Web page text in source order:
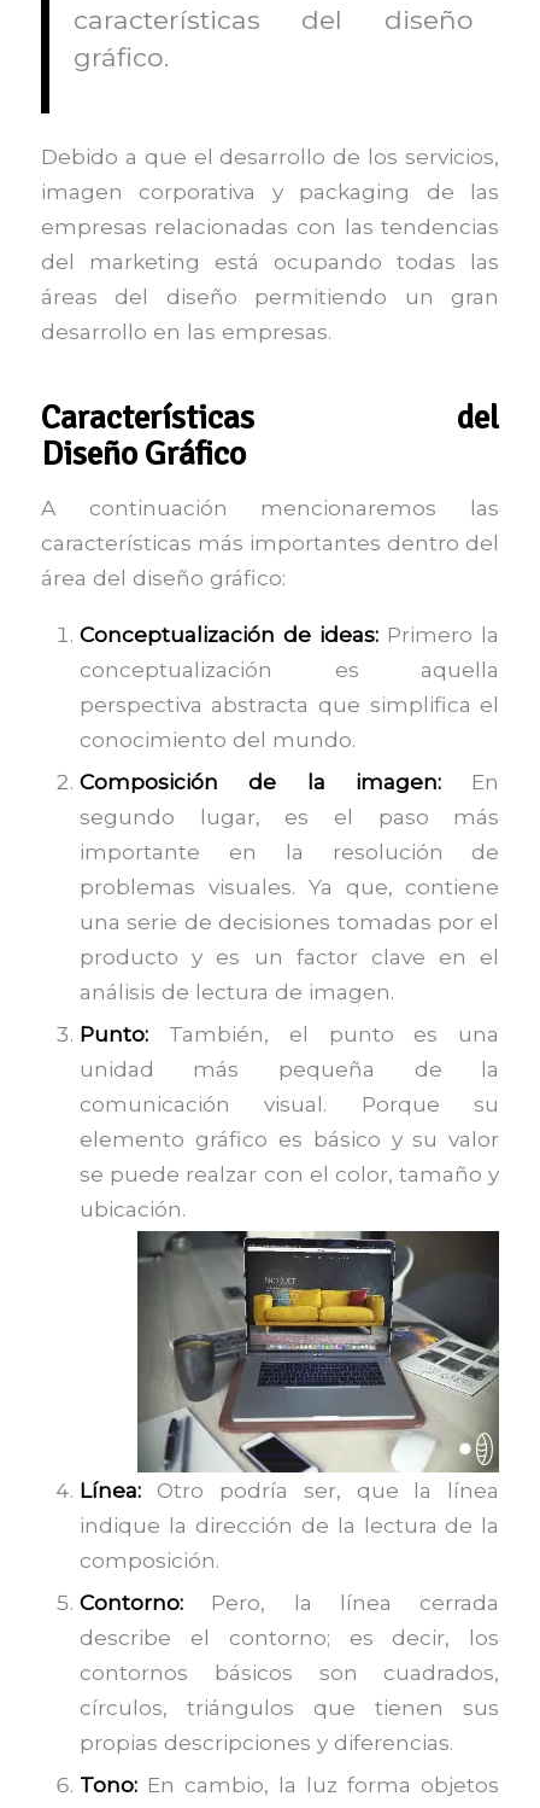
características del diseño
gráfico.
Debido a que el desarrollo de los servicios,
imagen corporativa y packaging de las
empresas relacionadas con las tendencias
del marketing está ocupando todas las
áreas del diseño permitiendo un gran
desarrollo en las empresas.
Características del
DiseñoGráfico
A continuación mencionaremos las
características más importantes dentro del
área del diseño gráfico:
Conceptualización de ideas: Primero la
conceptualización es aquella
perspectiva abstracta que simplifica el
conocimiento del mundo.
Composición de la imagen: En
segundo lugar, es el paso más
importante en la resolución de
problemas visuales. Ya que, contiene
una serie de decisiones tomadas por el
producto y es un factor clave en el
análisis de lectura de imagen.
Punto: También, el punto es una
unidad más pequeña de la
comunicación visual. Porque su
elemento gráfico es básico y su valor
se puede realzar con el color, tamaño y
ubicación.
Línea: Otro podría ser, que la línea
indique la dirección de la lectura de la
composición.
Contorno:Pero, la línea cerrada
describe el contorno; es decir, los
contornos básicos son cuadrados,
círculos, triángulos que tienen sus
propias descripciones y diferencias.
Tono: En cambio, la luz forma objetos